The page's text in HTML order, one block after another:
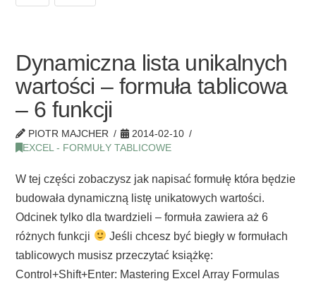
Dynamiczna lista unikalnych
wartości – formuła tablicowa
– 6 funkcji
PIOTR MAJCHER
2014-02-10
EXCEL - FORMUŁY TABLICOWE
W tej części zobaczysz jak napisać formułę która będzie
budowała dynamiczną listę unikatowych wartości.
Odcinek tylko dla twardzieli – formuła zawiera aż 6
różnych funkcji
Jeśli chcesz być biegły w formułach
tablicowych musisz przeczytać książkę:
Control+Shift+Enter: Mastering Excel Array Formulas